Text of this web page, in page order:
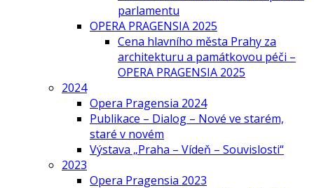
parlamentu
OPERA PRAGENSIA 2025
Cena hlavního města Prahy za
architekturu a památkovou péči –
OPERA PRAGENSIA 2025
2024
Opera Pragensia 2024
Publikace – Dialog – Nové ve starém,
staré v novém
Výstava „Praha – Vídeň – Souvislosti“
2023
Opera Pragensia 2023